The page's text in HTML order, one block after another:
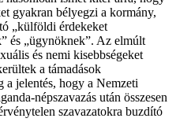
gyakran bélyegzi a kormány,
„külföldi érdekeket
és „ügynöknek”. Az elmúlt
és nemi kisebbségeket
a támadások
a jelentés, hogy a Nemzeti
népszavazás után összesen
szavazatokra buzdító